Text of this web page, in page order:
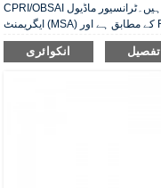
CPRI/OBSAI کے مطابق ڈیزائن کیے گئے ہیں۔ٹرانسیور ماڈیول SFP+ ملٹی سورس
انکوائری تفصیل